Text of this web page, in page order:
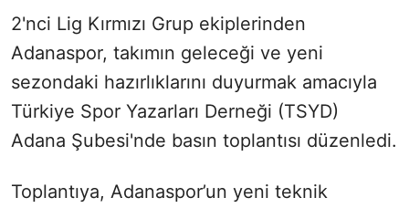
2'nci Lig Kırmızı Grup ekiplerinden
Adanaspor, takımın geleceği ve yeni
sezondaki hazırlıklarını duyurmak amacıyla
Türkiye Spor Yazarları Derneği (TSYD)
Adana Şubesi'nde basın toplantısı düzenledi.
Toplantıya, Adanaspor’un yeni teknik